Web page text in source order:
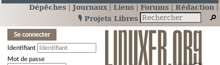
Dépêches Journaux Liens Forums
Rédaction
🎙️ Projets Libres
Se connecter
Identifiant
Mot de passe